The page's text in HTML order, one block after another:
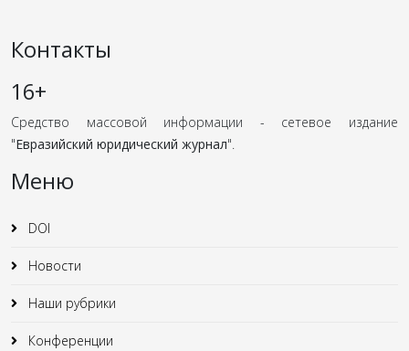
Контакты
16+
Средство массовой информации - сетевое издание
"Евразийский юридический журнал".
Меню
DOI
Новости
Наши рубрики
Конференции